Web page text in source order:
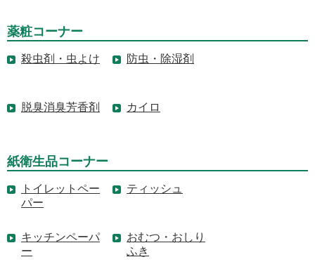
薬粧コーナー
殺虫剤・虫よけ 防虫・除湿剤
脱臭消臭芳香剤 カイロ
紙衛生品コーナー
トイレットペー
パー
ティッシュ
キッチンペーパ
ー
おむつ・おしり
ふき